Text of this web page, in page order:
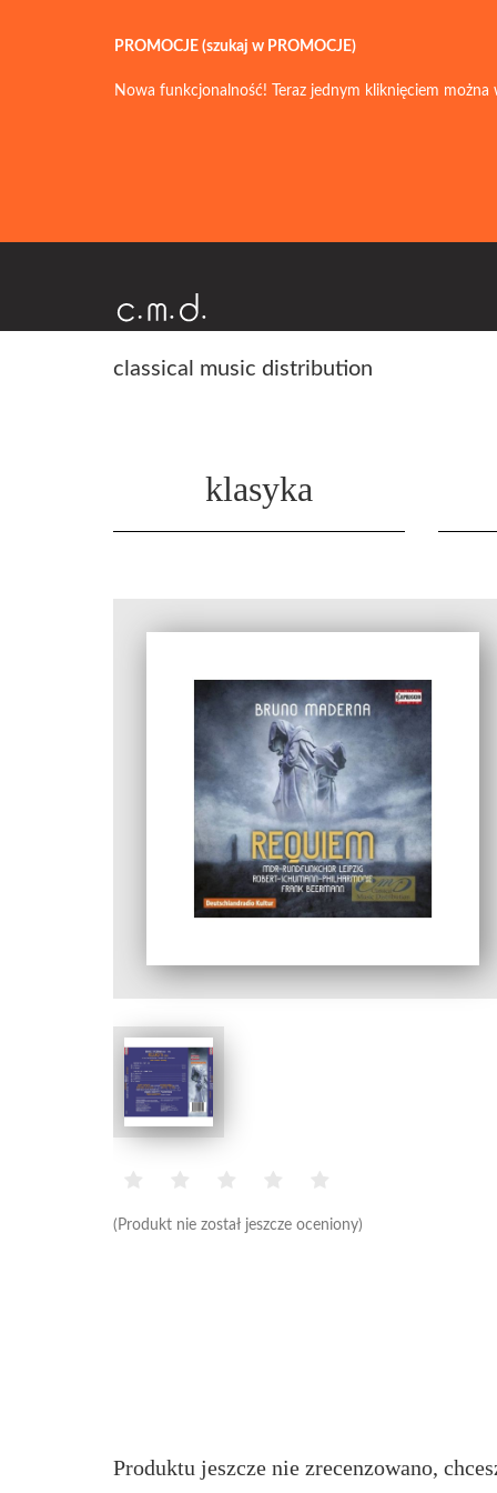
PROMOCJE (szukaj w PROMOCJE)
Nowa funkcjonalność! Teraz jednym kliknięciem
classical music distribution
klasyka
(Produkt nie został jeszcze oceniony)
Produktu jeszcze nie zrecenzowano,